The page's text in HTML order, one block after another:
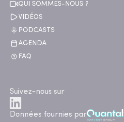
QUI SOMMES-NOUS ?
VIDÉOS
PODCASTS
AGENDA
FAQ
Suivez-nous sur
Données fournies par